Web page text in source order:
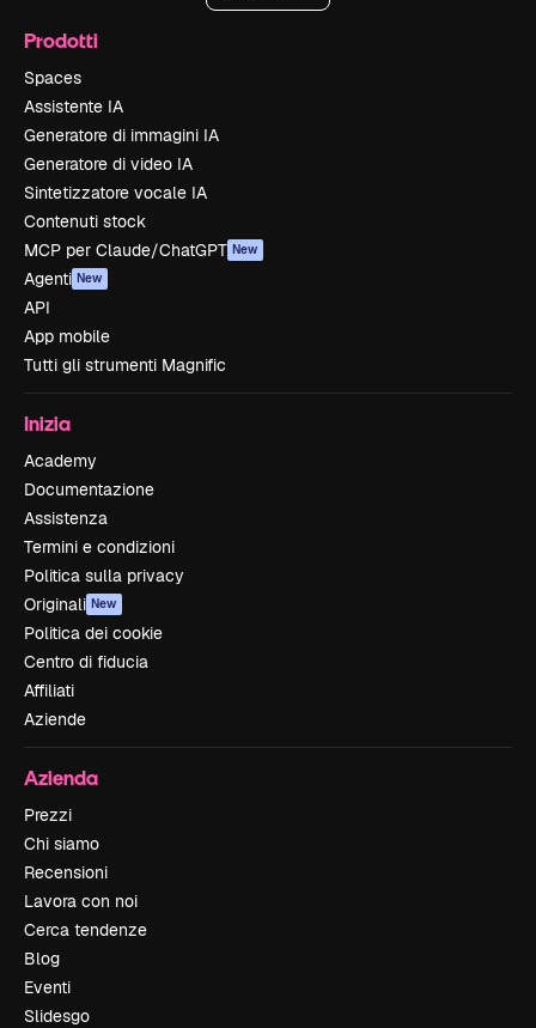
Prodotti
Spaces
Assistente IA
Generatore di immagini IA
Generatore di video IA
Sintetizzatore vocale IA
Contenuti stock
MCP per Claude/ChatGPT New
Agenti New
API
App mobile
Tutti gli strumenti Magnific
Inizia
Academy
Documentazione
Assistenza
Termini e condizioni
Politica sulla privacy
Originali New
Politica dei cookie
Centro di fiducia
Affiliati
Aziende
Azienda
Prezzi
Chi siamo
Recensioni
Lavora con noi
Cerca tendenze
Blog
Eventi
Slidesgo